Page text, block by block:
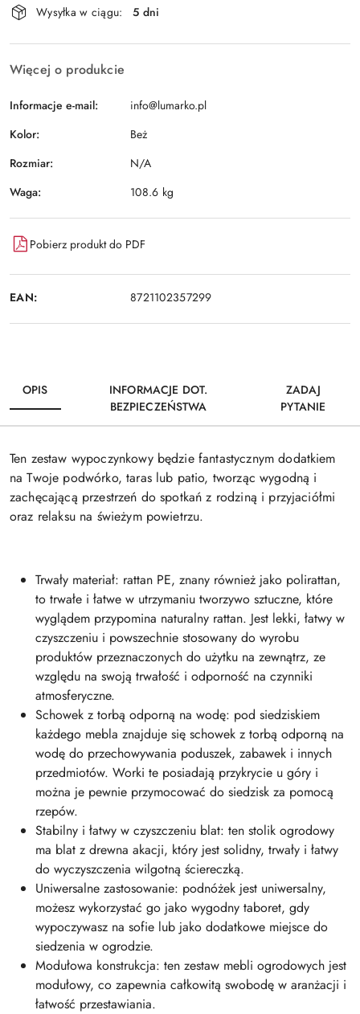
i
dostawa
Wysyłka w ciągu: 5 dni
Więcej o produkcie
Informacje e-mail:
info@lumarko.pl
Kolor:
Beż
Rozmiar:
N/A
Waga:
108.6 kg
Pobierz produkt do PDF
EAN: 8721102357299
OPIS
INFORMACJE DOT.
BEZPIECZEŃSTWA
ZADAJ
PYTANIE
Ten zestaw wypoczynkowy będzie fantastycznym dodatkiem
na Twoje podwórko, taras lub patio, tworząc wygodną i
zachęcającą przestrzeń do spotkań z rodziną i przyjaciółmi
oraz relaksu na świeżym powietrzu.
Trwały materiał: rattan PE, znany również jako polirattan,
to trwałe i łatwe w utrzymaniu tworzywo sztuczne, które
wyglądem przypomina naturalny rattan. Jest lekki, łatwy w
czyszczeniu i powszechnie stosowany do wyrobu
produktów przeznaczonych do użytku na zewnątrz, ze
względu na swoją trwałość i odporność na czynniki
atmosferyczne.
Schowek z torbą odporną na wodę: pod siedziskiem
każdego mebla znajduje się schowek z torbą odporną na
wodę do przechowywania poduszek, zabawek i innych
przedmiotów. Worki te posiadają przykrycie u góry i
można je pewnie przymocować do siedzisk za pomocą
rzepów.
Stabilny i łatwy w czyszczeniu blat: ten stolik ogrodowy
ma blat z drewna akacji, który jest solidny, trwały i łatwy
do wyczyszczenia wilgotną ściereczką.
Uniwersalne zastosowanie: podnóżek jest uniwersalny,
możesz wykorzystać go jako wygodny taboret, gdy
wypoczywasz na sofie lub jako dodatkowe miejsce do
siedzenia w ogrodzie.
Modułowa konstrukcja: ten zestaw mebli ogrodowych jest
modułowy, co zapewnia całkowitą swobodę w aranżacji i
łatwość przestawiania.